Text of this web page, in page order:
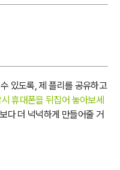
있도록, 제 플리를 공유하고
휴대폰을 뒤집어 놓아보세
다 더 넉넉하게 만들어줄 거